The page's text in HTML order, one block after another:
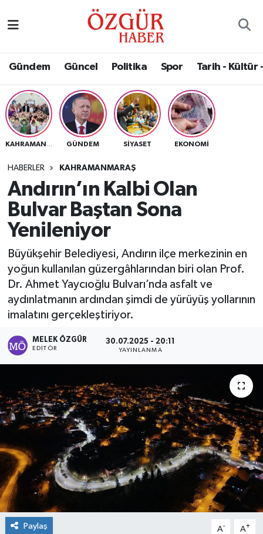
Gündem Güncel Politika Spor Tarih - Kültür
GÜNDEM SIYASET EKONOMI
HABERLER KAHRAMANMARAŞ
Andırın’ın Kalbi Olan
Bulvar Baştan Sona
Yenileniyor
Büyükşehir Belediyesi, Andırın ilçe merkezinin en
yoğun kullanılan güzergâhlarından biri olan Prof.
Dr. Ahmet Yaycıoğlu Bulvarı’nda asfalt ve
aydınlatmanın ardından şimdi de yürüyüş yollarının
imalatını gerçekleştiriyor.
MELEK ÖZGÜR
EDITÖR
30.07.2025 - 20:11
YAYINLANMA
Paylaş A- A+
Eğitim
Ekonomi
Güncel
Gündem
Magazin
Politika
Sağlık
Spor
Tarih - Kültür - Sanat - Turizm
Nöbetçi Eczaneler
Namaz Vakitleri
Trafik Durumu
Süper Lig Puan Durumu ve Fikstür
Tüm Manşetler
Son Dakika Haberleri
Haber Arşivi